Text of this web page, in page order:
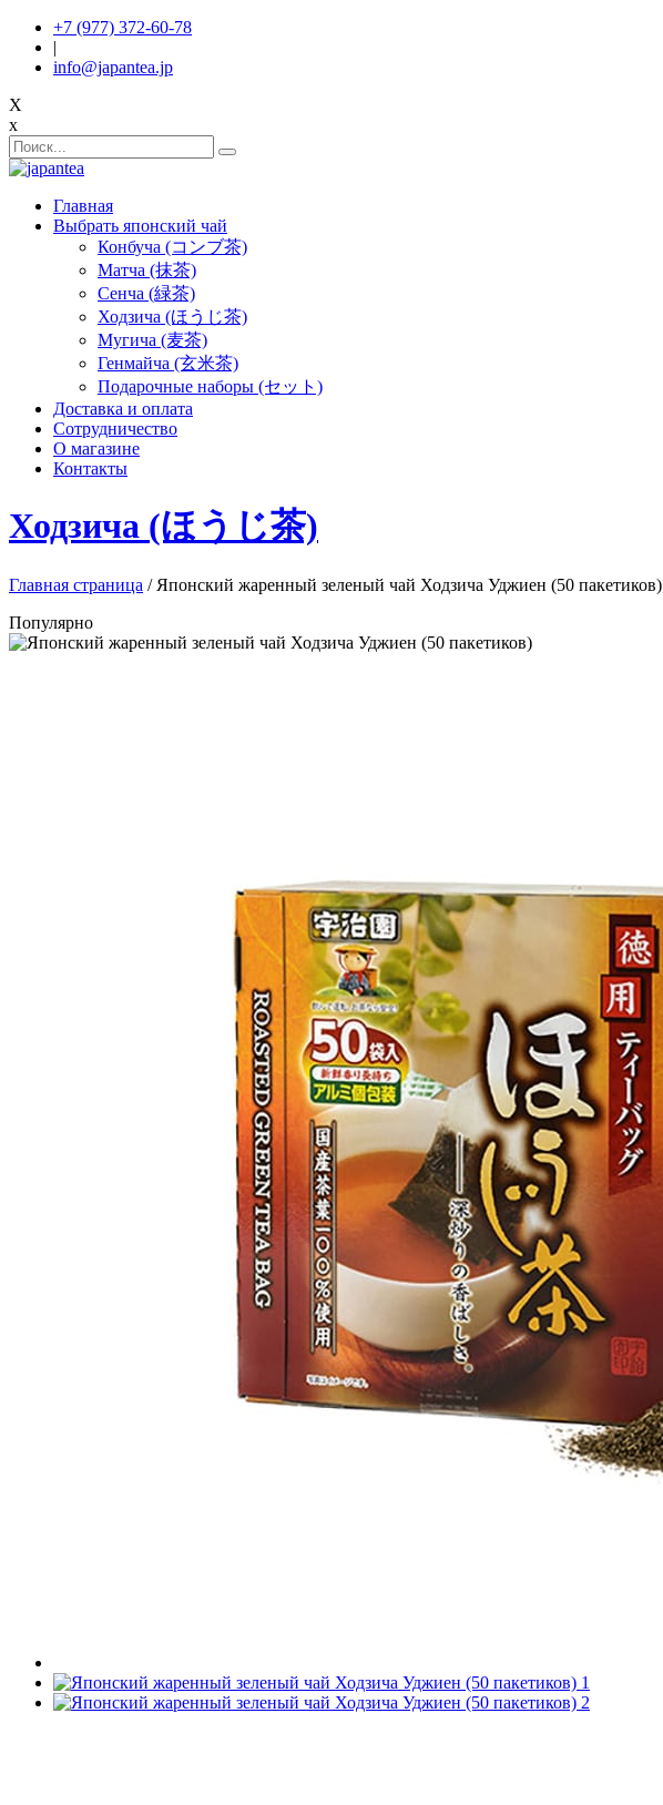
+7 (977) 372-60-78
|
info@japantea.jp
X
x
Главная
Выбрать японский чай
Конбуча (コンブ茶)
Матча (抹茶)
Сенча (緑茶)
Ходзича (ほうじ茶)
Мугича (麦茶)
Генмайча (玄米茶)
Подарочные наборы (セット)
Доставка и оплата
Сотрудничество
О магазине
Контакты
Ходзича (ほうじ茶)
Главная страница / Японский жаренный зеленый чай Ходзича Уджиен (50 пакетиков)
Популярно